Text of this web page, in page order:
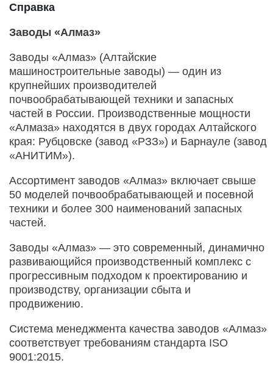
Справка
Заводы «Алмаз»
Заводы «Алмаз» (Алтайские
машиностроительные заводы) — один из
крупнейших производителей
почвообрабатывающей техники и запасных
частей в России. Производственные мощности
«Алмаза» находятся в двух городах Алтайского
края: Рубцовске (завод «РЗЗ») и Барнауле (завод
«АНИТИМ»).
Ассортимент заводов «Алмаз» включает свыше
50 моделей почвообрабатывающей и посевной
техники и более 300 наименований запасных
частей.
Заводы «Алмаз» — это современный, динамично
развивающийся производственный комплекс с
прогрессивным подходом к проектированию и
производству, организации сбыта и
продвижению.
Система менеджмента качества заводов «Алмаз»
соответствует требованиям стандарта ISO
9001:2015.